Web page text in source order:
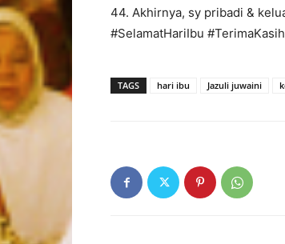
44. Akhirnya, sy pribadi &
#SelamatHariIbu
TAGS hari ibu Jazuli juwaini